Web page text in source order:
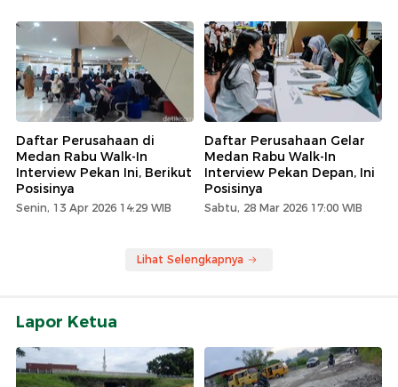
Daftar Perusahaan di
Medan Rabu Walk-In
Interview Pekan Ini, Berikut
Posisinya
Senin, 13 Apr 2026 14:29 WIB
Daftar Perusahaan Gelar
Medan Rabu Walk-In
Interview Pekan Depan, Ini
Posisinya
Sabtu, 28 Mar 2026 17:00 WIB
Lihat Selengkapnya
Lapor Ketua